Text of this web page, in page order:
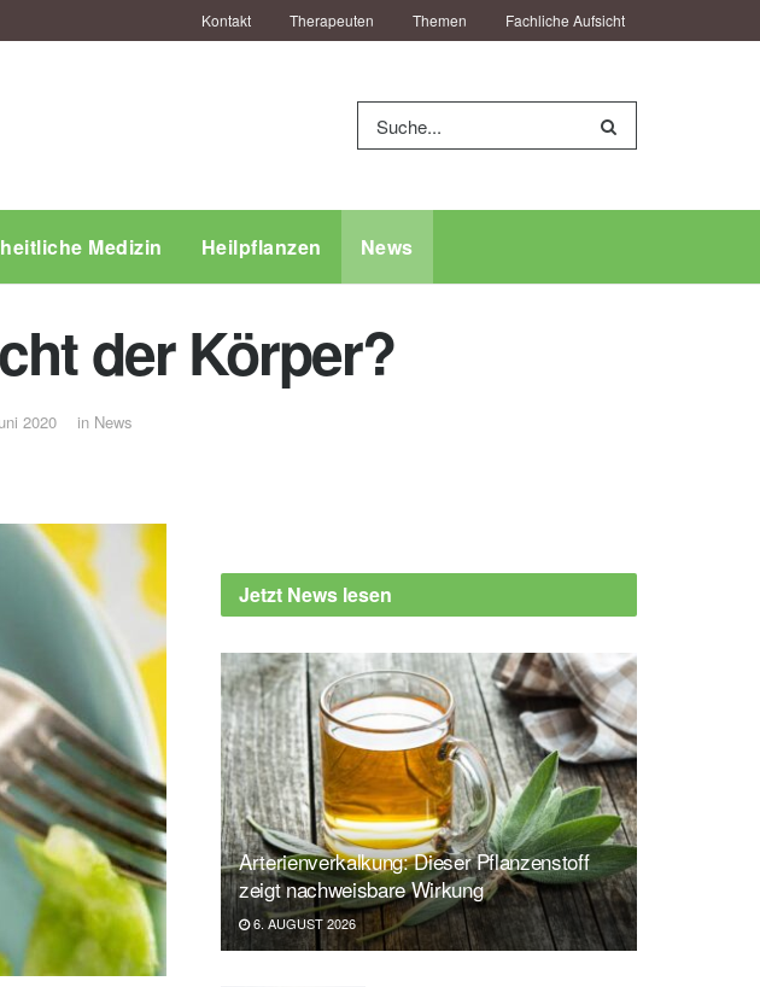
Kontakt Therapeuten Themen Fachliche Aufsicht
Medizin Heilpflanzen News
der Körper?
2020 in News
Jetzt News lesen
Arterienverkalkung: Dieser Pflanzenstoff
zeigt nachweisbare Wirkung
6. AUGUST 2026